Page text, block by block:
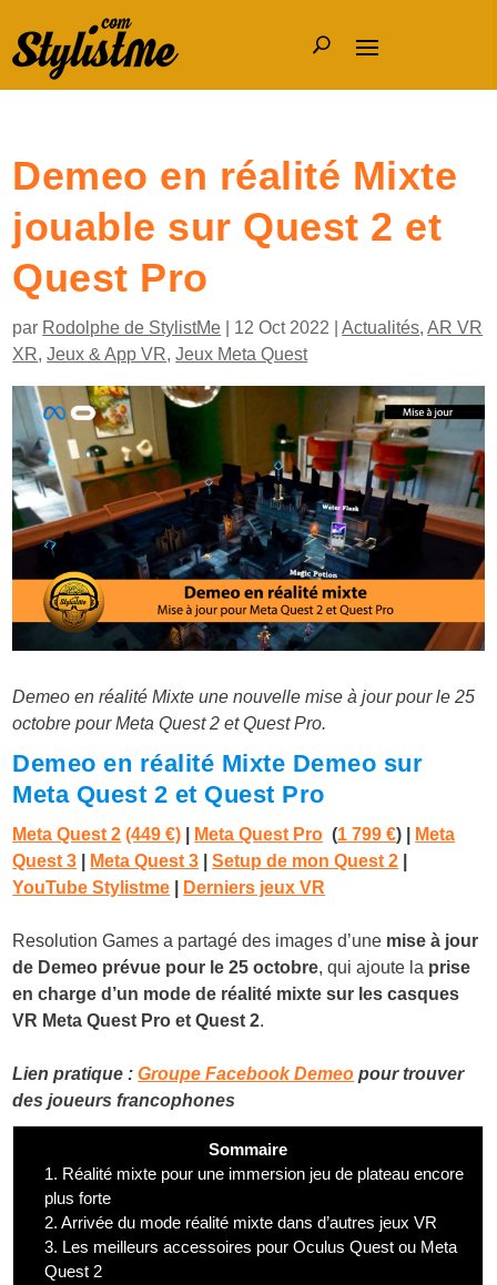
Demeo en réalité Mixte
jouable sur Quest 2 et
Quest Pro
par Rodolphe de StylistMe 12 Oct 2022 |Actualités,AR VR
XR,Jeux & App VR,Jeux Meta Quest
Demeo en réalité Mixte une nouvelle mise à jour pour le 25
octobre pour Meta Quest 2 et Quest Pro.
Demeo en réalité Mixte Demeo sur
Meta Quest 2 et Quest Pro
Meta Quest 2 (449 €) Meta Quest Pro (1 799 €) |
Meta
Quest 3
Meta Quest 3 |Setup de mon Quest 2
YouTube Stylistme
Derniers jeux VR
Resolution Games a partagé des images d’une mise à jour
de Demeo prévue pour le 25 octobre, qui ajoute la prise
en charge d’un mode de réalité mixte sur les casques
VR Meta Quest Pro et Quest 2.
Lien pratique :Groupe Facebook Demeo pour trouver
des joueurs francophones
Sommaire
1. Réalité mixte pour une immersion jeu de plateau encore
plus forte
2. Arrivée du mode réalité mixte dans d’autres jeux VR
3. Les meilleurs accessoires pour Oculus Quest ou Meta
Quest 2